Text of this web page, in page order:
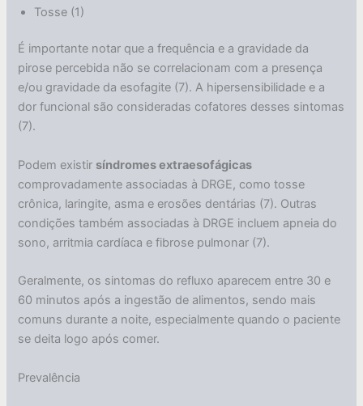
Tosse (1)
É importante notar que a frequência e a gravidade da
pirose percebida não se correlacionam com a presença
e/ou gravidade da esofagite (7). A hipersensibilidade e a
dor funcional são consideradas cofatores desses sintomas
(7).
Podem existir síndromes extraesofágicas
comprovadamente associadas à DRGE, como tosse
crônica, laringite, asma e erosões dentárias (7). Outras
condições também associadas à DRGE incluem apneia do
sono, arritmia cardíaca e fibrose pulmonar (7).
Geralmente, os sintomas do refluxo aparecem entre 30 e
60 minutos após a ingestão de alimentos, sendo mais
comuns durante a noite, especialmente quando o paciente
se deita logo após comer.
Prevalência